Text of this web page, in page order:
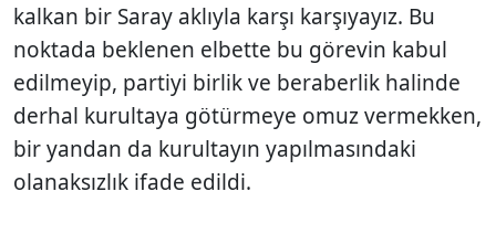
kalkan bir Saray aklıyla karşı karşıyayız. Bu
noktada beklenen elbette bu görevin kabul
edilmeyip, partiyi birlik ve beraberlik halinde
derhal kurultaya götürmeye omuz vermekken,
bir yandan da kurultayın yapılmasındaki
olanaksızlık ifade edildi.